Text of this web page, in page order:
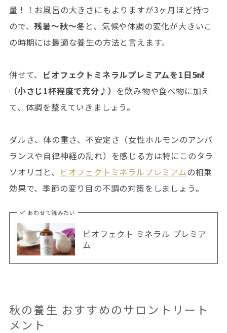
量！！お風呂の大きさにもよりますが3ヶ月ほど持つ
ので、残暑～秋～冬と、気候や体調の変化が大きいこ
の時期には最適な養生の方法と言えます。
併せて、 ビオフェクトミネラルプレミアムを1日5㎖
（小さじ1杯程度で充分♪） を飲み物や食べ物に加え
て、体調を整えていきましょう。
ダルさ、体の重さ、不安定さ（女性ホルモンのアンバ
ランスや自律神経の乱れ）を感じる方は特にこのタラ
ソオリゴと、
ビオフェクトミネラルプレミアムの相乗
効果で、季節の変り目の不調の対策をしましょう。
あわせて読みたい
ビオフェクト ミネラル プレミア
ム
秋の養生 おすすめのサロントリート
メント